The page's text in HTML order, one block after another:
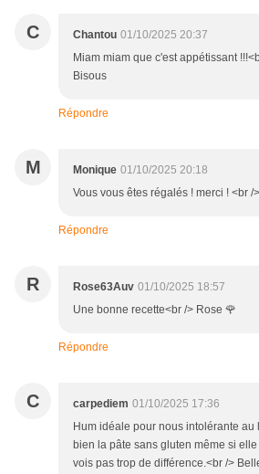
C Chantou 01/10/2025 20:37
Miam miam que c'est appétissant
Bisous
Répondre
M Monique 01/10/2025 20:18
Vous vous êtes régalés ! merci ! <br
Répondre
R Rose63Auv 01/10/2025 18:57
Une bonne recette<br /> Rose 🌹
Répondre
C carpediem 01/10/2025 17:36
Hum idéale pour nous intolérante au
bien la pâte sans gluten même si
vois pas trop de différence.<br />